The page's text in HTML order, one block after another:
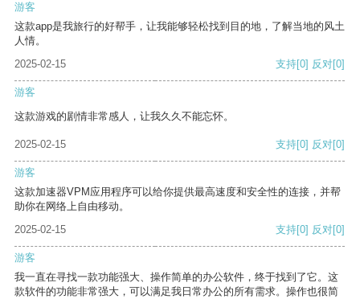
游客
这款app是我旅行的好帮手，让我能够轻松找到目的地，了解当地的风土
人情。
2025-02-15
支持[0] 反对[0]
游客
这款游戏的剧情非常感人，让我久久不能忘怀。
2025-02-15 支持[0] 反对[0]
游客
这款加速器VPM应用程序可以给你提供最高速度和安全性的连接，并帮
助你在网络上自由移动。
2025-02-15
支持[0] 反对[0]
游客
我一直在寻找一款功能强大、操作简单的办公软件，终于找到了它。这
款软件的功能非常强大，可以满足我日常办公的所有需求。操作也很简